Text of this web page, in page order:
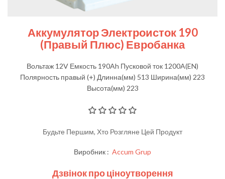
Аккумулятор Электроисток 190
(правый Плюс) Евробанка
Вольтаж 12V Емкость 190Ah Пусковой ток 1200A(EN)
Полярность правый (+) Длинна(мм) 513 Ширина(мм) 223
Высота(мм) 223
Будьте Першим, Хто Розгляне Цей Продукт
Виробник : Accum Grup
Дзвінок про ціноутворення